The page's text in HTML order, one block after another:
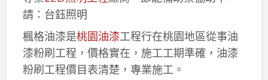
請：台鈺照明
楓格油漆是桃園油漆工程行在桃園地區從事油
漆粉刷工程，價格實在，施工工期準確，油漆
粉刷工程價目表清楚，專業施工。